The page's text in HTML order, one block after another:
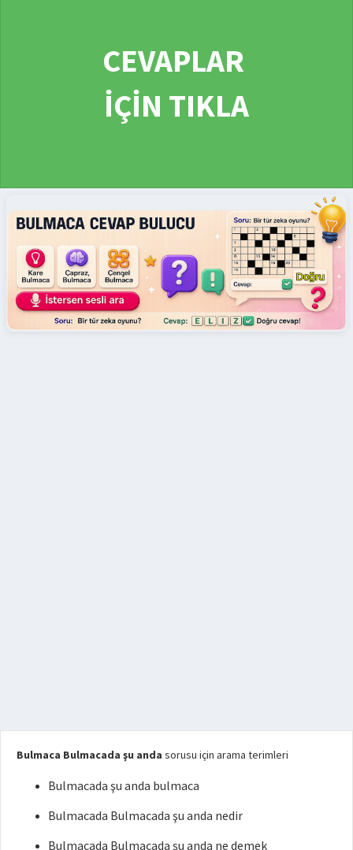
CEVAPLAR
İÇİN TIKLA
Bulmaca Bulmacada şu anda sorusu için arama terimleri
Bulmacada şu anda bulmaca
Bulmacada Bulmacada şu anda nedir
Bulmacada Bulmacada şu anda ne demek